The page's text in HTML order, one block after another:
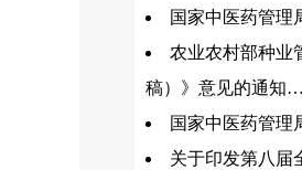
国家中医药管理
农业农村部种业
稿）》意见的通知…
国家中医药管理
关于印发第八届